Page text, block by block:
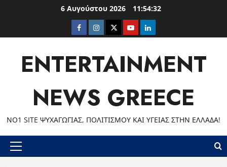
6 Αυγούστου 2026 11:54:33
Facebook
Instagram
TwitterYoutubeLinkedIn
ENTERTAINMENT
NEWS GREECE
ΝΟ1 SITE ΨΥΧΑΓΩΓΊΑΣ, ΠΟΛΙΤΙΣΜΟΎ ΚΑΙ ΥΓΕΊΑΣ ΣΤΗΝ ΕΛΛΆΔΑ!
Primary